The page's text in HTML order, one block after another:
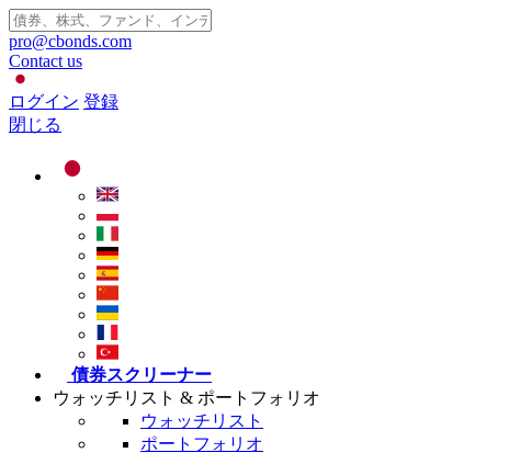
pro@cbonds.com
Contact us
ログイン 登録
閉じる
債券スクリーナー
ウォッチリスト & ポートフォリオ
ウォッチリスト
ポートフォリオ